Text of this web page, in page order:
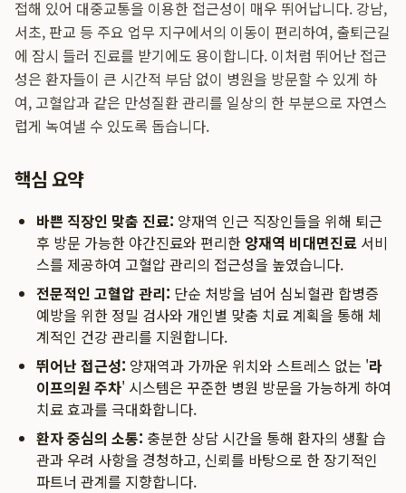
접해 있어 대중교통을 이용한 접근성이 매우 뛰어납니다. 강남,
서초, 판교 등 주요 업무 지구에서의 이동이 편리하여, 출퇴근길
에 잠시 들러 진료를 받기에도 용이합니다. 이처럼 뛰어난 접근
성은 환자들이 큰 시간적 부담 없이 병원을 방문할 수 있게 하
여, 고혈압과 같은 만성질환 관리를 일상의 한 부분으로 자연스
럽게 녹여낼 수 있도록 돕습니다.
핵심 요약
바쁜 직장인 맞춤 진료: 양재역 인근 직장인들을 위해 퇴근
후 방문 가능한 야간진료와 편리한 양재역 비대면진료 서비
스를 제공하여 고혈압 관리의 접근성을 높였습니다.
전문적인 고혈압 관리: 단순 처방을 넘어 심뇌혈관 합병증
예방을 위한 정밀 검사와 개인별 맞춤 치료 계획을 통해 체
계적인 건강 관리를 지원합니다.
뛰어난 접근성: 양재역과 가까운 위치와 스트레스 없는 '라
이프의원 주차' 시스템은 꾸준한 병원 방문을 가능하게 하여
치료 효과를 극대화합니다.
환자 중심의 소통: 충분한 상담 시간을 통해 환자의 생활 습
관과 우려 사항을 경청하고, 신뢰를 바탕으로 한 장기적인
파트너 관계를 지향합니다.